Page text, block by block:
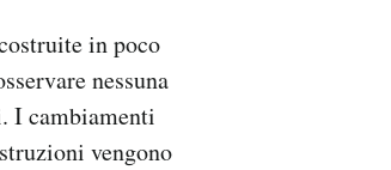
in poco
nessuna
I cambiamenti
vengono